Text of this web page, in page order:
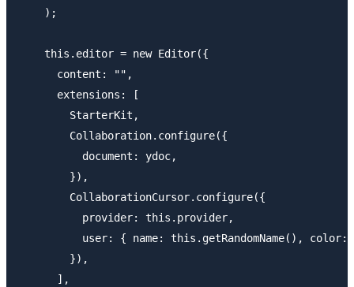
    );
    this.editor = new Editor({
      content: "",
      extensions: [
        StarterKit,
        Collaboration.configure({
          document: ydoc,
        }),
        CollaborationCursor.configure({
          provider: this.provider,
user: { name: this.getRandomName(), color:
        }),
      ],